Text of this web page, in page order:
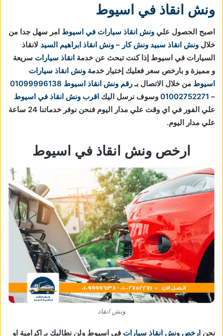
ونش انقاذ في اسيوط
اصبح الحصول علي ونش انقاذ سيارات في اسيوط امر سهل جدا من
خلال ونش انقاذ سبيد ونش كار – ونش انقاذ ابراهيم السيد لانقاذ
السيارات في اسيوط إذا كنت تبحث عن خدمة انقاذ سيارات سريعة
و مميزة و بارخص سعر فعليك إختيار خدمة ونش انقاذ سيارات
اسيوط من خلال الاتصال بـرقم ونش انقاذ اسيوط 01099996138
–
01002752271 وسوف نرسل اليك اقرب ونش انقاذ في اسيوط
علي الفور في اي وقت علي مدار اليوم فنحن نوفر خدماتنا 24 ساعة
علي مدار اليوم.
ارخص ونش انقاذ في اسيوط
ونش انقاذ
نحن ارخص ونش انقاذ سيارات في اسيوط ولن نطالبك بـ اكرامية او